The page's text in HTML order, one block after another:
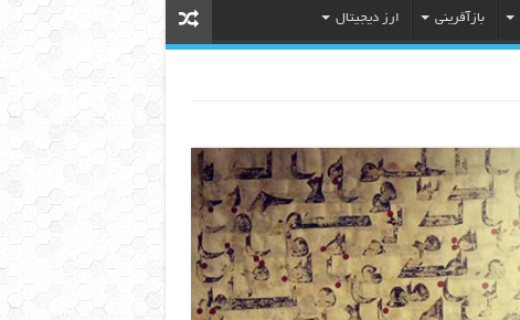
بازآفرینی ارز دیجیتال